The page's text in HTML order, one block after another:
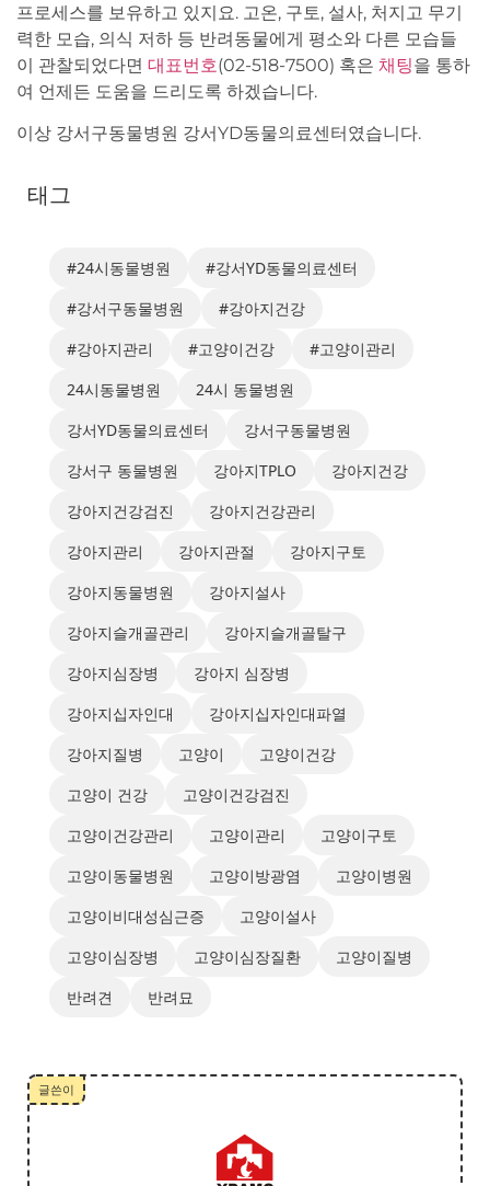
프로세스를 보유하고 있지요. 고온, 구토, 설사, 처지고 무기
력한 모습, 의식 저하 등 반려동물에게 평소와 다른 모습들
이 관찰되었다면 대표번호(02-518-7500) 혹은 채팅을 통하
여 언제든 도움을 드리도록 하겠습니다.
이상 강서구동물병원 강서YD동물의료센터였습니다.
태그
#24시동물병원
#강서YD동물의료센터
#강서구동물병원
#강아지건강
#강아지관리
#고양이건강
#고양이관리
24시동물병원
24시 동물병원
강서YD동물의료센터
강서구동물병원
강서구 동물병원
강아지TPLO
강아지건강
강아지건강검진
강아지건강관리
강아지관리
강아지관절
강아지구토
강아지동물병원
강아지설사
강아지슬개골관리
강아지슬개골탈구
강아지심장병
강아지 심장병
강아지십자인대
강아지십자인대파열
강아지질병
고양이
고양이건강
고양이 건강
고양이건강검진
고양이건강관리
고양이관리
고양이구토
고양이동물병원
고양이방광염
고양이병원
고양이비대성심근증
고양이설사
고양이심장병
고양이심장질환
고양이질병
반려견
반려묘
글쓴이